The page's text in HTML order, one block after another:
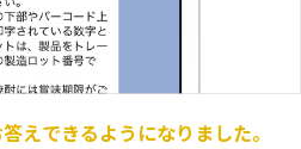
えできるようになりました。